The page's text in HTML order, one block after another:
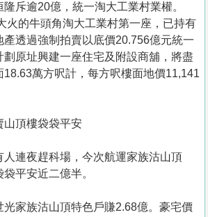
隆斥逾20億，統一淘大工業村業權。
火的牛頭角淘大工業村第一座，已持有
透過強制拍賣以底價20.756億元統一
原址興建一座住宅及附設商舖，將盡
萬方呎計，每方呎樓面地價11,141
山頂樓袋袋平安
人連夜趕科場，今次航運家族沽山頂
平安近二億半。
光家族沽山頂特色戶賺2.68億。豪宅價